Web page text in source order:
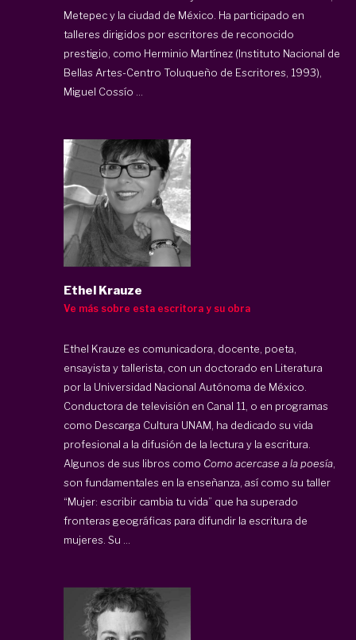
Metepec y la ciudad de México. Ha participado en
talleres dirigidos por escritores de reconocido
prestigio, como Herminio Martínez (Instituto Nacional de
Bellas Artes-Centro Toluqueño de Escritores, 1993),
Miguel Cossío ...
Ethel Krauze
Ve más sobre esta escritora y su obra
Ethel Krauze es comunicadora, docente, poeta,
ensayista y tallerista, con un doctorado en Literatura
por la Universidad Nacional Autónoma de México.
Conductora de televisión en Canal 11, o en programas
como Descarga Cultura UNAM, ha dedicado su vida
profesional a la difusión de la lectura y la escritura.
Algunos de sus libros como Como acercase a la poesía
son fundamentales en la enseñanza, así como su taller
“Mujer: escribir cambia tu vida” que ha superado
fronteras geográficas para difundir la escritura de
mujeres. Su ...